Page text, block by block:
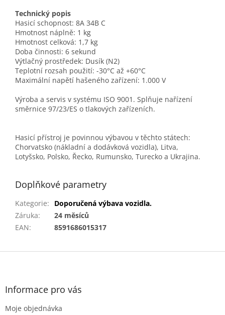
Technický popis
Hasicí schopnost: 8A 34B C
Hmotnost náplně: 1 kg
Hmotnost celková: 1,7 kg
Doba činnosti: 6 sekund
Výtlačný prostředek: Dusík (N2)
Teplotní rozsah použití: -30°C až +60°C
Maximální napětí hašeného zařízení: 1.000 V
Výroba a servis v systému ISO 9001. Splňuje nařízení
směrnice 97/23/ES o tlakových zařízeních.
Hasicí přístroj je povinnou výbavou v těchto státech:
Chorvatsko (nákladní a dodávková vozidla), Litva,
Lotyšsko, Polsko, Řecko, Rumunsko, Turecko a Ukrajina.
Doplňkové parametry
Kategorie:
Doporučená výbava vozidla.
Záruka:
24 měsíců
EAN: 8591686015317
Z
Informace pro vás
Moje objednávka